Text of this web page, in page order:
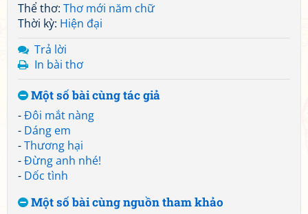
Thể thơ: Thơ mới năm chữ
Thời kỳ: Hiện đại
Trả lời
In bài thơ
Một số bài cùng tác giả
-Đôi mắt nàng
- Dáng em
-Thương hại
-Đừng anh nhé!
- Dốc tình
Một số bài cùng nguồn tham khảo